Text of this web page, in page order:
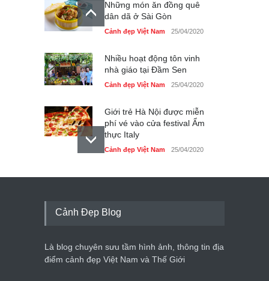
Những món ăn đồng quê
dân dã ở Sài Gòn
Cảnh đẹp Việt Nam 25/04/2020
Nhiều hoạt động tôn vinh
nhà giáo tại Đầm Sen
Cảnh đẹp Việt Nam 25/04/2020
Giới trẻ Hà Nội được miễn
phí vé vào cửa festival Ẩm
thực Italy
Cảnh đẹp Việt Nam 25/04/2020
Tam giác mạch khoe sắc
du lịch quốc gia
Cảnh đẹp Việt Nam 24/04/2020
Cảnh Đẹp Blog
Là blog chuyên sưu tầm hình ảnh, thông tin địa
điểm cảnh đẹp Việt Nam và Thế Giới